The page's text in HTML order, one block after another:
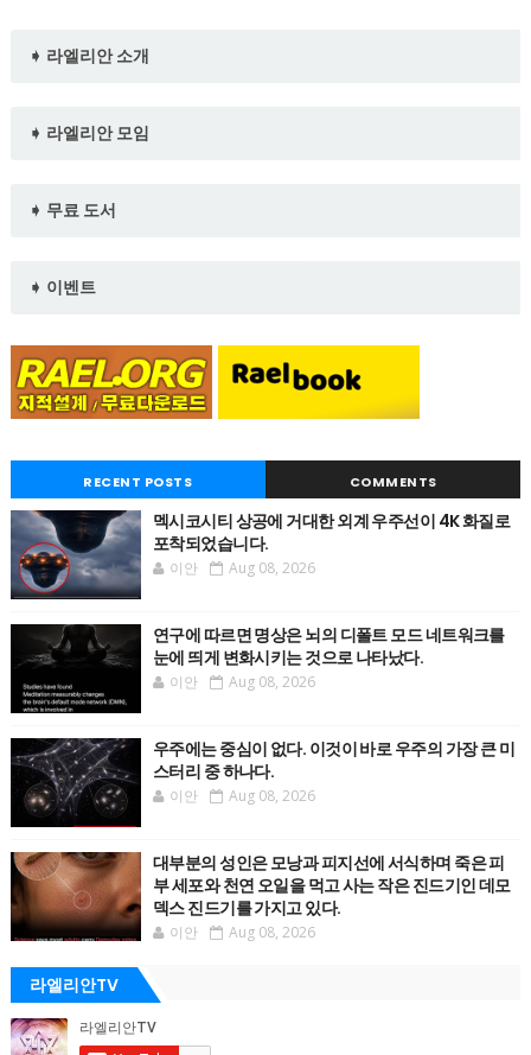
➧ 라엘리안 소개
➧ 라엘리안 모임
➧ 무료 도서
➧ 이벤트
RECENT POSTS COMMENTS
멕시코시티 상공에 거대한 외계 우주선이 4K 화질로
포착되었습니다.
이안 Aug 08, 2026
연구에 따르면 명상은 뇌의 디폴트 모드 네트워크를
눈에 띄게 변화시키는 것으로 나타났다.
이안 Aug 08, 2026
우주에는 중심이 없다. 이것이 바로 우주의 가장 큰 미
스터리 중 하나다.
이안 Aug 08, 2026
대부분의 성인은 모낭과 피지선에 서식하며 죽은 피
부 세포와 천연 오일을 먹고 사는 작은 진드기인 데모
덱스 진드기를 가지고 있다.
이안 Aug 08, 2026
라엘리안TV